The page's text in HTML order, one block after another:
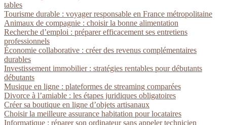
tables
Tourisme durable : voyager responsable en France métropolitaine
Animaux de compagnie : choisir la bonne alimentation
Recherche d’emploi : préparer efficacement ses entretiens
professionnels
Économie collaborative : créer des revenus complémentaires
durables
Investissement immobilier : stratégies rentables pour débutants
débutants
Musique en ligne : plateformes de streaming comparées
Divorce à l’amiable : les étapes juridiques obligatoires
Créer sa boutique en ligne d’objets artisanaux
Choisir la meilleure assurance habitation pour locataires
Informatique : réparer son ordinateur sans appeler technicien